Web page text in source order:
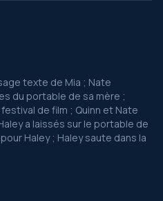
texte de Mia ; Nate
du portable de sa mère ;
de film ; Quinn et Nate
a laissés sur le portable de
Haley ; Haley saute dans la